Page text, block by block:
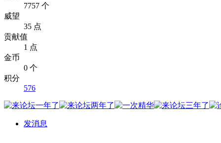
7757 个
威望
35 点
贡献值
1 点
金币
0 个
积分
576
发消息